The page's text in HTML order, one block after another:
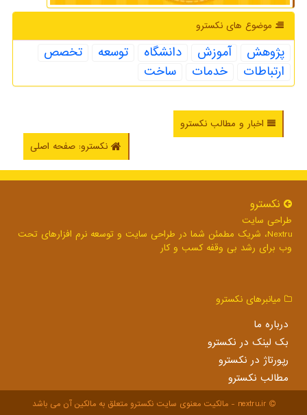
موضوع های نكسترو
پژوهش آموزش دانشگاه توسعه
تخصص
ارتباطات
خدمات ساخت
اخبار و مطالب نکسترو
نکسترو: صفحه اصلی
نكسترو
طراحی سایت
Nextru، شریک مطمئن شما در طراحی سایت و توسعه نرم افزارهای تحت
وب برای رشد بی وقفه کسب و کار
میانبرهای نكسترو
درباره ما
بک لینک در نكسترو
رپورتاژ در نكسترو
مطالب نكسترو